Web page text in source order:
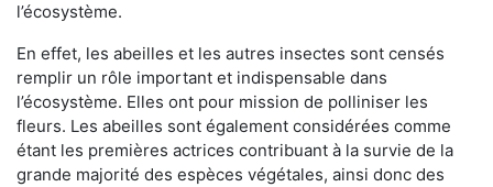
l’écosystème.
En effet, les abeilles et les autres insectes sont censés
remplir un rôle important et indispensable dans
l’écosystème. Elles ont pour mission de polliniser les
fleurs. Les abeilles sont également considérées comme
étant les premières actrices contribuant à la survie de la
grande majorité des espèces végétales, ainsi donc des